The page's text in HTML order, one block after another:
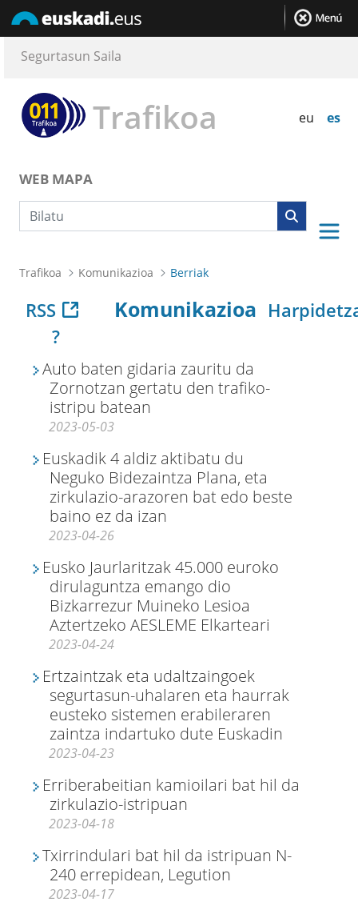
Trafikoa eu es
Segurtasun Saila
WEB MAPA
Bilaketa
Trafikoa Komunikazioa Berriak
RSS
?
Komunikazioa
Auto baten gidaria zauritu da
Zornotzan gertatu den trafiko-
istripu batean
2023-05-03
Euskadik 4 aldiz aktibatu du
Neguko Bidezaintza Plana, eta
zirkulazio-arazoren bat edo beste
baino ez da izan
2023-04-26
Eusko Jaurlaritzak 45.000 euroko
dirulaguntza emango dio
Bizkarrezur Muineko Lesioa
Aztertzeko AESLEME Elkarteari
2023-04-24
Ertzaintzak eta udaltzaingoek
segurtasun-uhalaren eta haurrak
eusteko sistemen erabileraren
zaintza indartuko dute Euskadin
2023-04-23
Erriberabeitian kamioilari bat hil da
zirkulazio-istripuan
2023-04-18
Txirrindulari bat hil da istripuan N-
240 errepidean, Legution
2023-04-17